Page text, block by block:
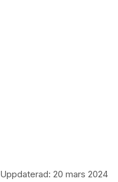
Uppdaterad: 20 mars 2024